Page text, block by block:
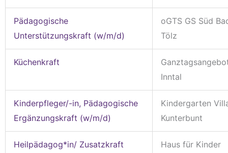
Pädagogische
Unterstützungskraft (w/m/d)
oGTS GS Süd
Tölz
Küchenkraft
Inntal
Kinderpfleger/-in, Pädagogische
Ergänzungskraft (w/m/d)
Kindergarten
Kunterbunt
Heilpädagog*in/ Zusatzkraft
Haus für Kinder